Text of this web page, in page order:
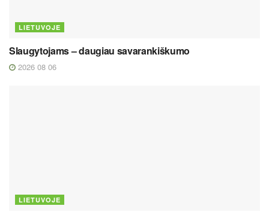
LIETUVOJE
Slaugytojams – daugiau savarankiškumo
2026 08 06
LIETUVOJE